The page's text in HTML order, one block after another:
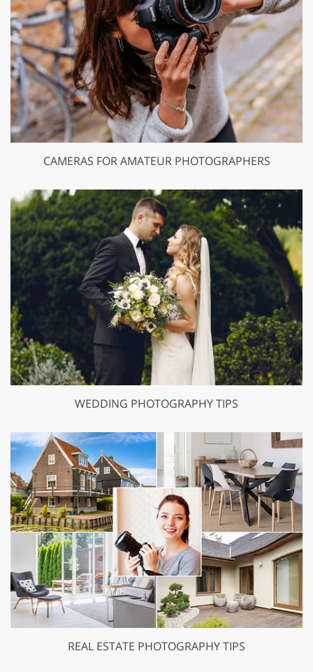
CAMERAS FOR AMATEUR PHOTOGRAPHERS
WEDDING PHOTOGRAPHY TIPS
REAL ESTATE PHOTOGRAPHY TIPS